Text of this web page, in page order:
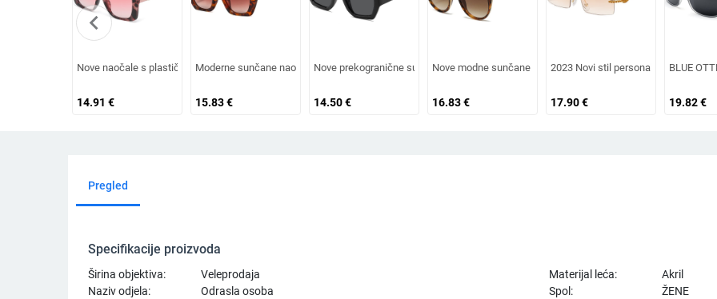
Nove naočale s plastičnim okvirom, europski i američki modni trendovi s velikim okvirom, sunčane naočale za vanjsku upotrebu
14.91 €
Moderne sunčane naočale velikih dimenzija u europskom i američkom stilu, ženske četvrtaste sunčane naočale
15.83€
Nove prekogranične sunčane naočale s dvostrukim mostom nepravilnog oblika,
14.50€
Nove modne sunčane naočale 2026. s okvirom u obliku
16.83€
2023 Novi stil personaliziranih
17.90€
BLUE
19.82€
chevron_left
Pregled
Specifikacije proizvoda
Širina objektiva: Veleprodaja Materijal leća:
Akril
Naziv odjela:
Odrasla osoba Spol:
ŽENE